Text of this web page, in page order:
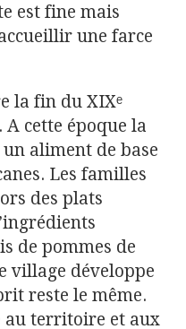
est fine mais
une farce
la fin du XIXᵉ
A cette époque la
aliment de base
Les familles
des plats
de pommes de
village développe
reste le même.
au territoire et aux